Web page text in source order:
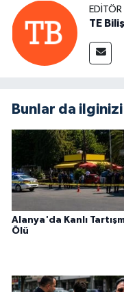
TE
Bunlar da
Alanya'da Kanlı
Ölü